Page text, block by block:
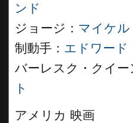
ンド
ジョージ： マイケル
制動手： エドワード
バーレスク・クイー
ト
アメリカ 映画